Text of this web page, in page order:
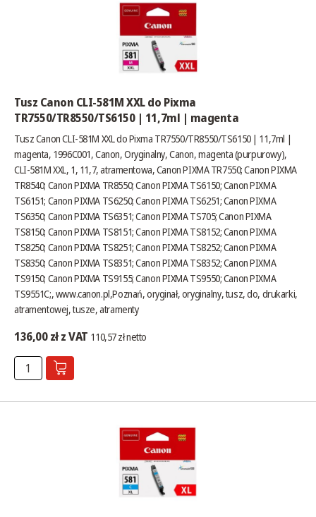
Tusz Canon CLI-581M XXL do Pixma
TR7550/TR8550/TS6150 | 11,7ml | magenta
Tusz Canon CLI-581M XXL do Pixma TR7550/TR8550/TS6150 | 11,7ml |
magenta, 1996C001, Canon, Oryginalny, Canon, magenta (purpurowy),
CLI-581M XXL, 1, 11,7, atramentowa, Canon PIXMA TR7550; Canon PIXMA
TR8540; Canon PIXMA TR8550; Canon PIXMA TS6150; Canon PIXMA
TS6151; Canon PIXMA TS6250; Canon PIXMA TS6251; Canon PIXMA
TS6350; Canon PIXMA TS6351; Canon PIXMA TS705; Canon PIXMA
TS8150; Canon PIXMA TS8151; Canon PIXMA TS8152; Canon PIXMA
TS8250; Canon PIXMA TS8251; Canon PIXMA TS8252; Canon PIXMA
TS8350; Canon PIXMA TS8351; Canon PIXMA TS8352; Canon PIXMA
TS9150; Canon PIXMA TS9155; Canon PIXMA TS9550; Canon PIXMA
TS9551C;,www.canon.pl,Poznań, oryginał, oryginalny, tusz, do, drukarki,
atramentowej, tusze, atramenty
136,00 zł z VAT 110,57 zł netto